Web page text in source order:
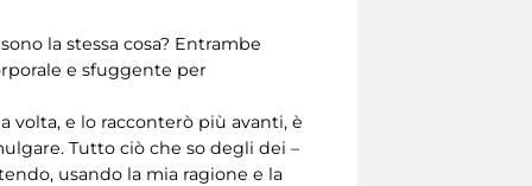
la stessa cosa? Entrambe
e sfuggente per
e lo racconterò più avanti, è
Tutto ciò che so degli dei –
usando la mia ragione e la